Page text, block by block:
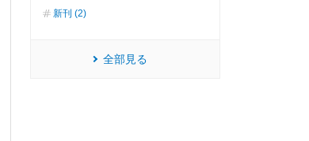
新刊 (2)
全部見る